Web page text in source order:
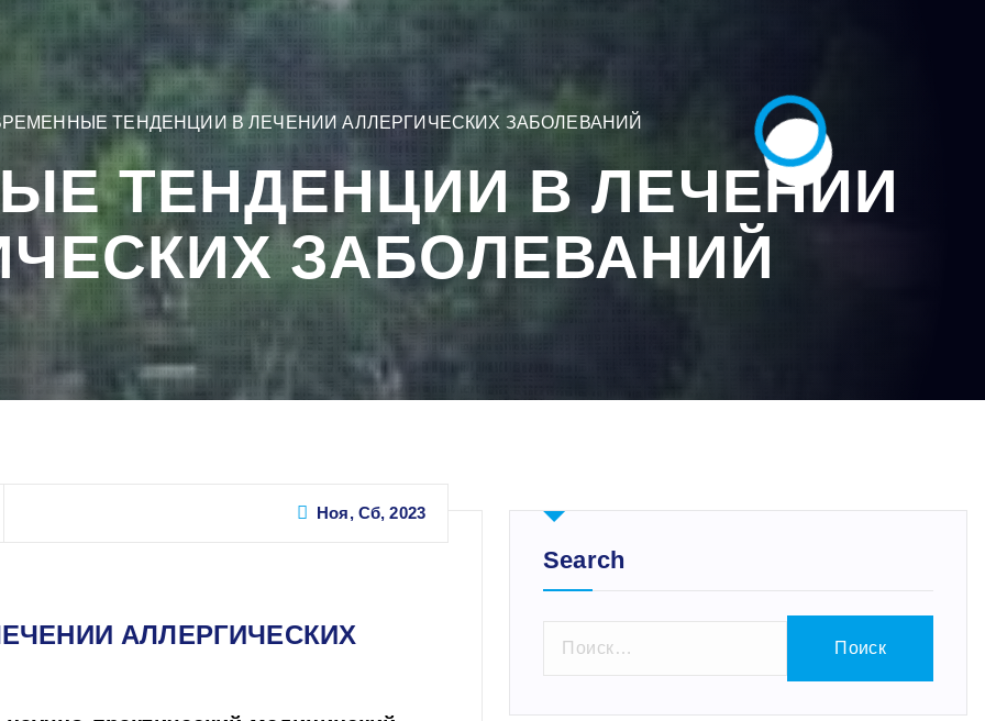
ТЕНДЕНЦИИ В ЛЕЧЕНИИ АЛЛЕРГИЧЕСКИХ ЗАБОЛЕВАНИЙ
ТЕНДЕНЦИИ В ЛЕЧЕНИИ
ЗАБОЛЕВАНИЙ
Ноя, Сб, 2023
АЛЛЕРГИЧЕСКИХ
Search
т